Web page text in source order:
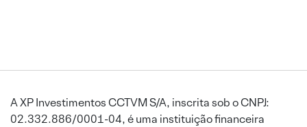
A XP Investimentos CCTVM S/A, inscrita sob o CNPJ:
02.332.886/0001-04, é uma instituição financeira